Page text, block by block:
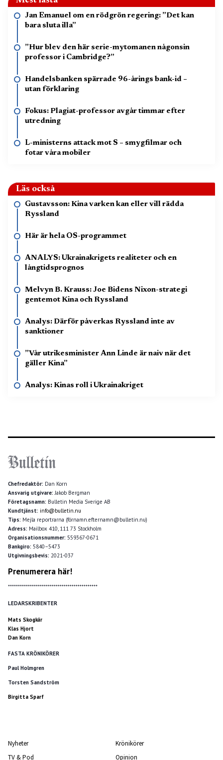
Jan Emanuel om en rödgrön regering: ”Det kan
bara sluta illa”
”Hur blev den här serie-mytomanen någonsin
professor i Cambridge?”
Handelsbanken spärrade 96-årings bank-id –
utan förklaring
Fokus: Plagiat-professor avgår timmar efter
utredning
L-ministerns attack mot S – smygfilmar och
fotar våra mobiler
Läs också
Gustavsson: Kina varken kan eller vill rädda
Ryssland
Här är hela OS-programmet
ANALYS: Ukrainakrigets realiteter och en
långtidsprognos
Melvyn B. Krauss: Joe Bidens Nixon-strategi
gentemot Kina och Ryssland
Analys: Därför påverkas Ryssland inte av
sanktioner
”Vår utrikesminister Ann Linde är naiv när det
gäller Kina”
Analys: Kinas roll i Ukrainakriget
Chefredaktör: Dan Korn
Ansvarig utgivare:Jakob Bergman
Företagsnamn: Bulletin Media Sverige AB
Kundtjänst: info@bulletin.nu
Tips: Mejla reportrarna (förnamn.efternamn@bulletin.nu)
Adress: Mailbox 410, 111 73 Stockholm
Organisationsnummer: 559367-0671
Bankgiro: 5840–5473
Utgivningsbevis: 2021-037
Prenumerera här!
*********************************************
LEDARSKRIBENTER
Mats Skogkär
Klas Hjort
Dan Korn
FASTA KRÖNIKÖRER
Paul Holmgren
Torsten Sandström
Birgitta Sparf
Nyheter
TV & Pod
Krönikörer
Opinion